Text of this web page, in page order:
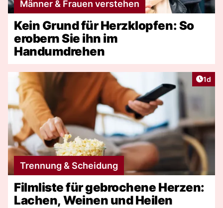
Männer & Frauen verstehen
Kein Grund für Herzklopfen: So
erobern Sie ihn im
Handumdrehen
1d
Trennung & Scheidung
Filmliste für gebrochene Herzen:
Lachen, Weinen und Heilen